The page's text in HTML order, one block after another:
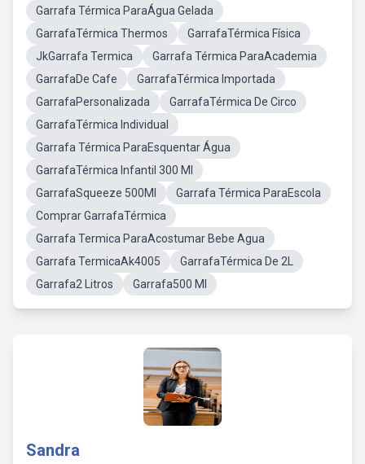
Garrafa Térmica ParaÁgua Gelada
GarrafaTérmica Thermos
GarrafaTérmica Física
JkGarrafa Termica
Garrafa Térmica ParaAcademia
GarrafaDe Cafe
GarrafaTérmica Importada
GarrafaPersonalizada
GarrafaTérmica De Circo
GarrafaTérmica Individual
Garrafa Térmica ParaEsquentar Água
GarrafaTérmica Infantil 300 Ml
GarrafaSqueeze 500Ml
Garrafa Térmica ParaEscola
Comprar GarrafaTérmica
Garrafa Termica ParaAcostumar Bebe Agua
Garrafa TermicaAk4005
GarrafaTérmica De 2L
Garrafa2 Litros
Garrafa500 Ml
Sandra